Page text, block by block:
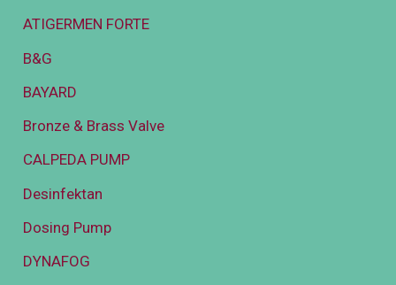
ATIGERMEN FORTE
B&G
BAYARD
Bronze & Brass Valve
CALPEDA PUMP
Desinfektan
Dosing Pump
DYNAFOG